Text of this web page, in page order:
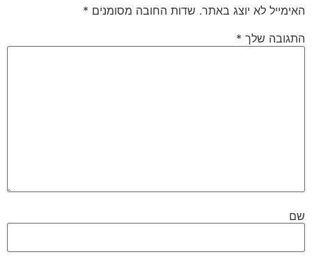
האימייל לא יוצג באתר. שדות החובה מסומנים *
התגובה שלך *
שם